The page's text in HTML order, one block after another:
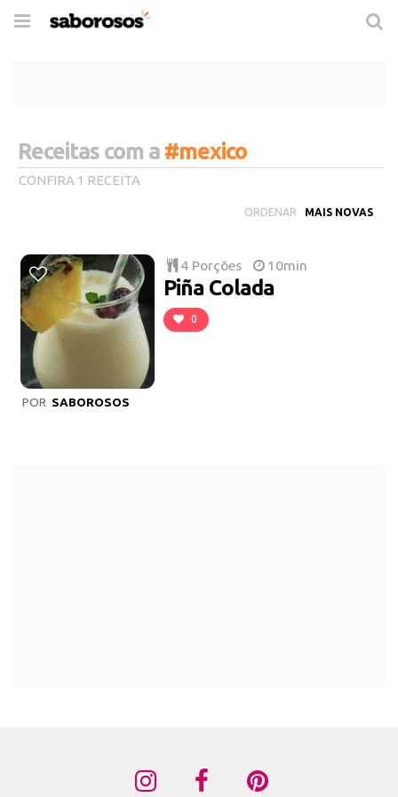
Trocar
Receitas com a #mexico
CONFIRA 1 RECEITA
ORDENAR
4 Porções 10min
Piña Colada
0
POR SABOROSOS